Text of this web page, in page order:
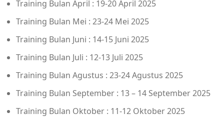
Training Bulan April : 19-20 April 2025
Training Bulan Mei : 23-24 Mei 2025
Training Bulan Juni : 14-15 Juni 2025
Training Bulan Juli : 12-13 Juli 2025
Training Bulan Agustus : 23-24 Agustus 2025
Training Bulan September : 13 – 14 September 2025
Training Bulan Oktober : 11-12 Oktober 2025